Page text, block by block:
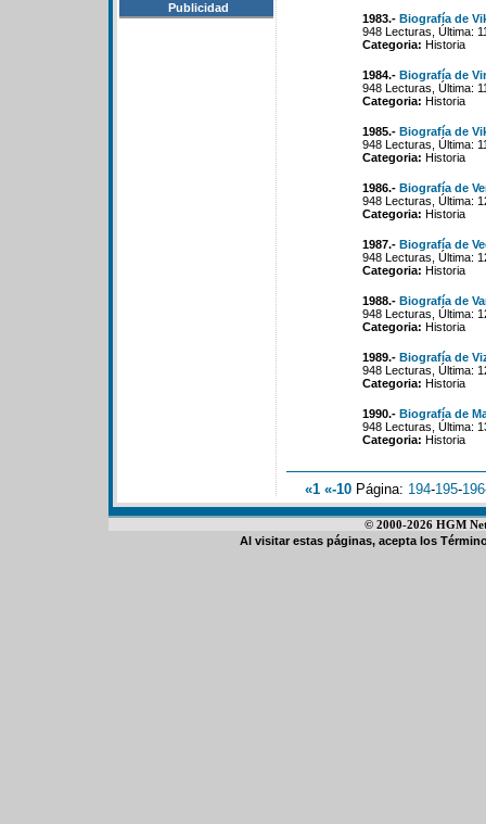
Publicidad
1983.- Biografía de
948 Lecturas, Última:
Categoria: Historia
1984.- Biografía de
948 Lecturas, Última:
Categoria: Historia
1985.- Biografía de
948 Lecturas, Última:
Categoria: Historia
1986.- Biografía de
948 Lecturas, Última:
Categoria: Historia
1987.- Biografía de
948 Lecturas, Última:
Categoria: Historia
1988.- Biografía de
948 Lecturas, Última:
Categoria: Historia
1989.- Biografía de
948 Lecturas, Última:
Categoria: Historia
1990.- Biografía de
948 Lecturas, Última:
Categoria: Historia
«1 «-10 Página: 194-195-196
© 2000-2026 HGM
Al visitar estas páginas, acepta los